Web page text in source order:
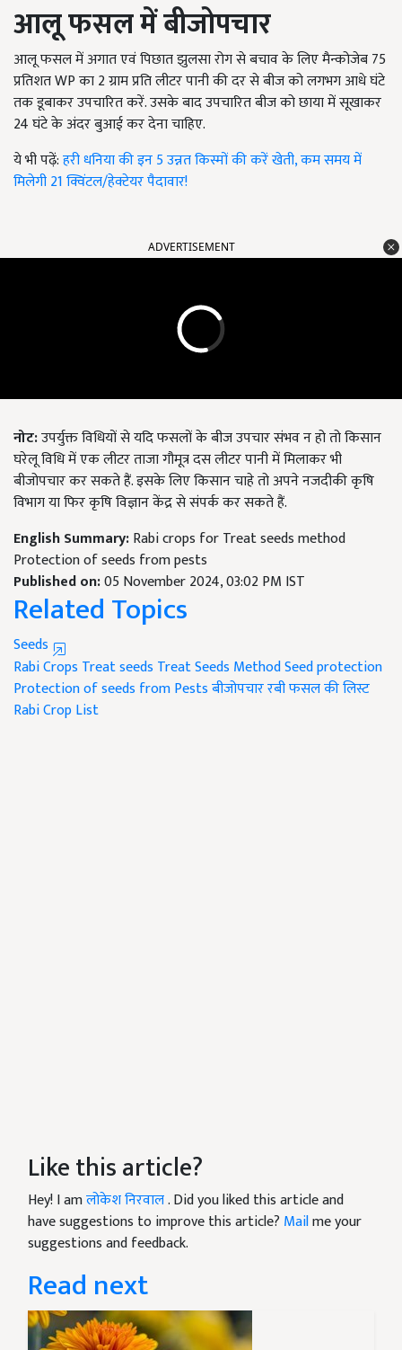
आलू फसल में बीजोपचार
आलू फसल में अगात एवं पिछात झुलसा रोग से बचाव के लिए मैन्कोजेब 75
प्रतिशत WP का 2 ग्राम प्रति लीटर पानी की दर से बीज को लगभग आधे घंटे
तक डूबाकर उपचारित करें. उसके बाद उपचारित बीज को छाया में सूखाकर
24 घंटे के अंदर बुआई कर देना चाहिए.
ये भी पढ़ें:हरी धनिया की इन 5 उन्नत किस्मों की करें खेती, कम समय में
मिलेगी 21 क्विंटल/हेक्टेयर पैदावार!
ADVERTISEMENT
नोट:उपर्युक्त विधियों से यदि फसलों के बीज उपचार संभव न हो तो किसान
घरेलू विधि में एक लीटर ताजा गौमूत्र दस लीटर पानी में मिलाकर भी
बीजोपचार कर सकते हैं. इसके लिए किसान चाहे तो अपने नजदीकी कृषि
विभाग या फिर कृषि विज्ञान केंद्र से संपर्क कर सकते हैं.
English Summary:Rabi crops for Treat seeds method
Protection of seeds from pests
Published on:05 November 2024, 03:02 PM IST
Related Topics
Seeds
Rabi Crops Treat seeds Treat Seeds MethodSeed protection
Protection of seeds from Pestsबीजोपचाररबी फसल की लिस्ट
Rabi Crop List
Like this article?
Hey! I amलोकेश निरवाल. Did you liked this article and
have suggestions to improve this article? Mailme your
suggestions and feedback.
Read next